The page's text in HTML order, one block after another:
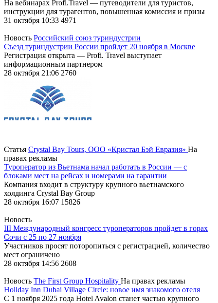
На вебинарах Profi.Travel — путеводители для туристов,
инструкции для турагентов, повышенная комиссия и призы
31 октября 10:33 4971
Новость Российский союз туриндустрии
Съезд туриндустрии России пройдет 20 ноября в Москве
Регистрация открыта — Profi. Travel выступает
информационным партнером
28 октября 21:06 2760
Статья Crystal Bay Tours, ООО «Кристал Бэй Евразия» На
правах рекламы
Туроператор из Вьетнама начал работать в России — с
блоками мест на рейсах и номерами на гарантии
Компания входит в структуру крупного вьетнамского
холдинга Crystal Bay Group
28 октября 16:07 15826
Новость
III Международный конгресс туроператоров пройдет в горах
Сочи с 25 по 27 ноября
Участников просят поторопиться с регистрацией, количество
мест ограничено
28 октября 14:56 2608
Новость The First Group Hospitality На правах рекламы
Holiday Inn Dubai Village Circle: новое имя знакомого отеля
С 1 ноября 2025 года Hotel Avalon станет частью крупного